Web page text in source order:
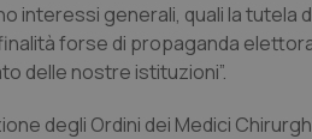
interessi generali, quali la
forse di propaganda
delle nostre istituzioni”.
degli Ordini dei Medici